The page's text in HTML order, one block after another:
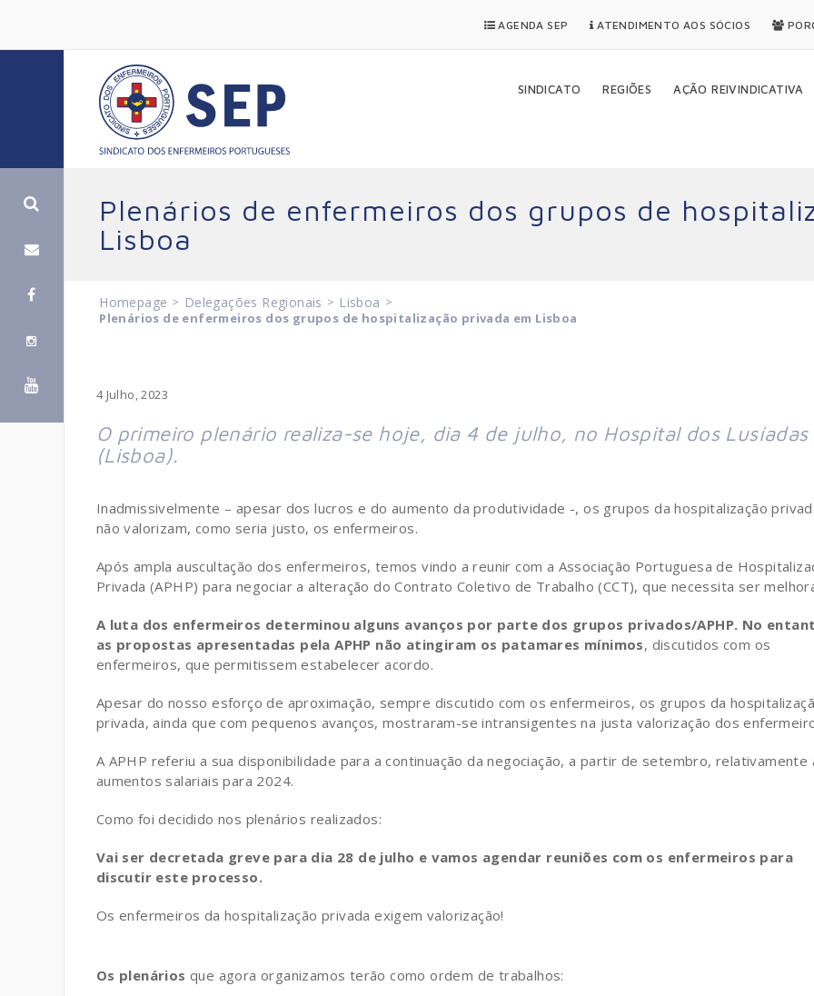
AGENDA SEP ATENDIMENTO AOS SÓCIOS
SINDICATO REGIÕES AÇÃO REIVINDICATIVA
Plenários de enfermeiros dos grupos de
Lisboa
Homepage > Delegações Regionais > Lisboa >
Plenários de enfermeiros dos grupos de hospitalização privada em Lisboa
4 Julho, 2023
O primeiro plenário realiza-se hoje, dia 4 de julho, no Hospital dos Lusíadas
(Lisboa).
Inadmissivelmente – apesar dos lucros e do aumento da produtividade -, os grupos da hospitalização
não valorizam, como seria justo, os enfermeiros.
Após ampla auscultação dos enfermeiros, temos vindo a reunir com a Associação Portuguesa de
Privada (APHP) para negociar a alteração do Contrato Coletivo de Trabalho (CCT), que necessita ser
A luta dos enfermeiros determinou alguns avanços por parte dos grupos privados/APHP. No
as propostas apresentadas pela APHP não atingiram os patamares mínimos, discutidos com os
enfermeiros, que permitissem estabelecer acordo.
Apesar do nosso esforço de aproximação, sempre discutido com os enfermeiros, os grupos da
privada, ainda que com pequenos avanços, mostraram-se intransigentes na justa valorização dos
A APHP referiu a sua disponibilidade para a continuação da negociação, a partir de setembro, relativamente
aumentos salariais para 2024.
Como foi decidido nos plenários realizados:
Vai ser decretada greve para dia 28 de julho e vamos agendar reuniões com os enfermeiros para
discutir este processo.
Os enfermeiros da hospitalização privada exigem valorização!
Os plenários que agora organizamos terão como ordem de trabalhos: